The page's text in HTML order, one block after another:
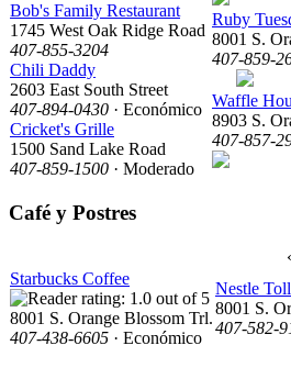
Bob's Family Restaurant
1745 West Oak Ridge Road
407-855-3204
Chili Daddy
2603 East South Street
407-894-0430 · Económico
Cricket's Grille
1500 Sand Lake Road
407-859-1500 · Moderado
Ruby
8001 S.
407-859-
Waffle
8903 S.
407-857-
Café y Postres
Starbucks Coffee
8001 S. Orange Blossom Trl.
407-438-6605 · Económico
Nestle
8001 S.
407-582-